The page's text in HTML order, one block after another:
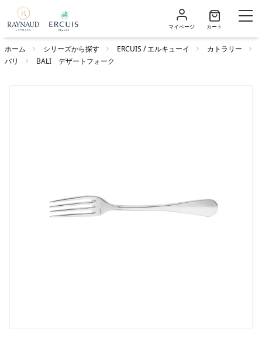
マイページ カート
ホーム シリーズから探す ERCUIS / エルキューイ
カトラリー
バリ
BALI デザートフォーク